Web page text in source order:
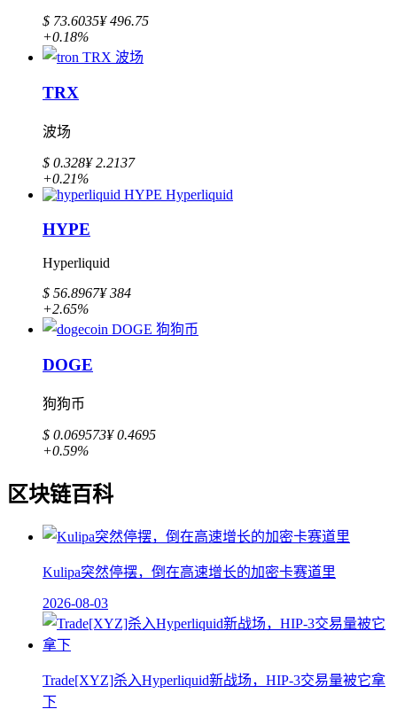
$ 73.6035¥ 496.75
+0.18%
TRX
波场
$ 0.328¥ 2.2137
+0.21%
HYPE
Hyperliquid
$ 56.8967¥ 384
+2.65%
DOGE
狗狗币
$ 0.069573¥ 0.4695
+0.59%
区块链百科
Kulipa突然停摆，倒在高速增长的加密卡赛道里
2026-08-03
Trade[XYZ]杀入Hyperliquid新战场，HIP-3交易量被它拿
下